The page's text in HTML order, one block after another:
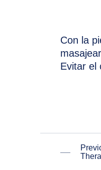
Con la
Evitar el